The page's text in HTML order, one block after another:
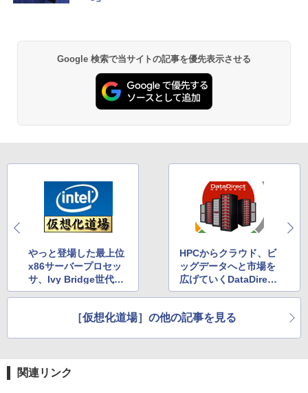
Google 検索で当サイトの記事を優先表示させる
やっと登場した最上位
x86サーバープロセッ
サ、Ivy Bridge世代の
Xeon E7 v2シリーズ
HPCからクラウド、ビ
ッグデータへと市場を
広げていくDataDirect
Networks
［仮想化道場］の他の記事を見る
関連リンク